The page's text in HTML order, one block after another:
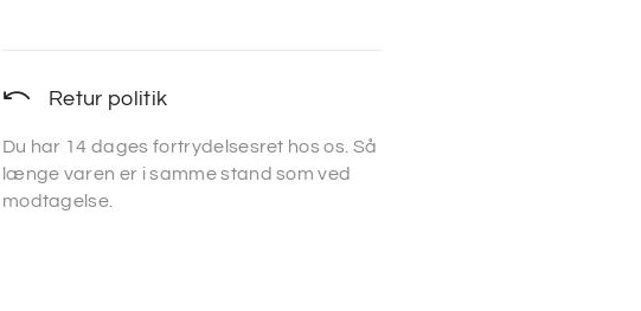
Retur politik
Du har 14 dages fortrydelsesret hos os. Så
længe varen er i samme stand som ved
modtagelse.